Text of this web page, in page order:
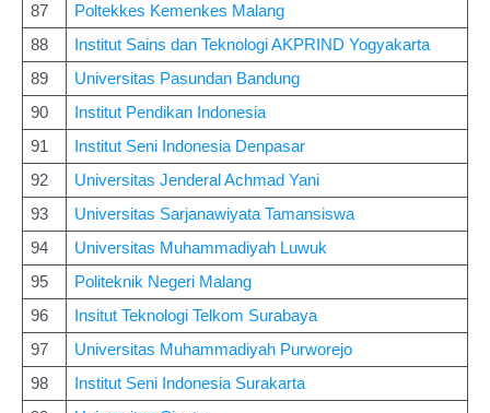
87
Poltekkes Kemenkes Malang
88
Institut Sains dan Teknologi AKPRIND Yogyakarta
89
Universitas Pasundan Bandung
90
Institut Pendikan Indonesia
91
Institut Seni Indonesia Denpasar
92
Universitas Jenderal Achmad Yani
93
Universitas Sarjanawiyata Tamansiswa
94
Universitas Muhammadiyah Luwuk
95
Politeknik Negeri Malang
96
Insitut Teknologi Telkom Surabaya
97
Universitas Muhammadiyah Purworejo
98
Institut Seni Indonesia Surakarta